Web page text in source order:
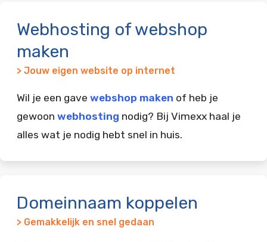
Webhosting of webshop
maken
> Jouw eigen website op internet
Wil je een gave webshop maken of heb je
gewoon webhosting nodig? Bij Vimexx haal je
alles wat je nodig hebt snel in huis.
Domeinnaam koppelen
> Gemakkelijk en snel gedaan